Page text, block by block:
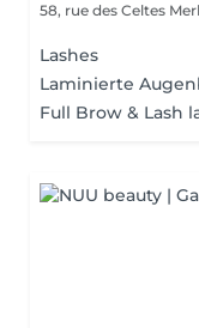
58, rue des Celtes
Lashes
Laminierte
Full Brow & Lash